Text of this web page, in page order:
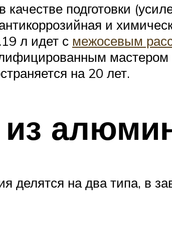
подготовки
и
л идет с межосевым
на 20 лет.
на два типа, в